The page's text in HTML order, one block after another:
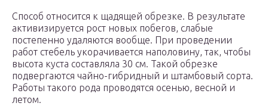
Способ относится к щадящей обрезке. В результате
активизируется рост новых побегов, слабые
постепенно удаляются вообще. При проведении
работ стебель укорачивается наполовину, так, чтобы
высота куста составляла 30 см. Такой обрезке
подвергаются чайно-гибридный и штамбовый сорта.
Работы такого рода проводятся осенью, весной и
летом.